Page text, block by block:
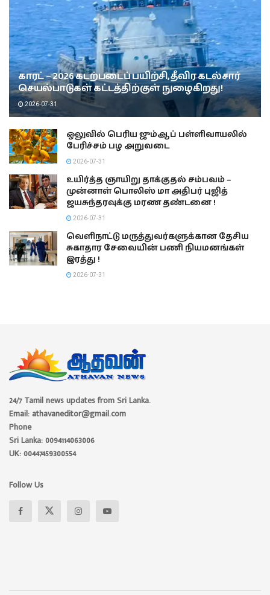
காரட் – 2026 கடற்படைப் பயிற்சி, தீவிர கடல்சார்
செயல்பாடுகள் கட்டத்திற்குள் நுழைகிறது!
2026-07-31
ஒலுவில் பெரிய ஜும்ஆப் பள்ளிவாயலில்
பேரிச்சம் பழ அறுவடை
2026-07-31
உயிர்த்த ஞாயிறு தாக்குதல் சம்பவம் –
முன்னாள் பொலிஸ் மா அதிபர் புஜித்
ஜயசுந்தரவுக்கு மரண தண்டனை !
2026-07-31
வெளிநாட்டு மருத்துவர்களுக்கான தேசிய
சுகாதார சேவையின் பணி நியமனங்கள்
இரத்து !
2026-07-31
24/7 Tamil news updates from Sri Lanka.
Email: athavaneditor@gmail.com
Phone
Sri Lanka: 0094114063006
UK: 00447459300554
Follow Us